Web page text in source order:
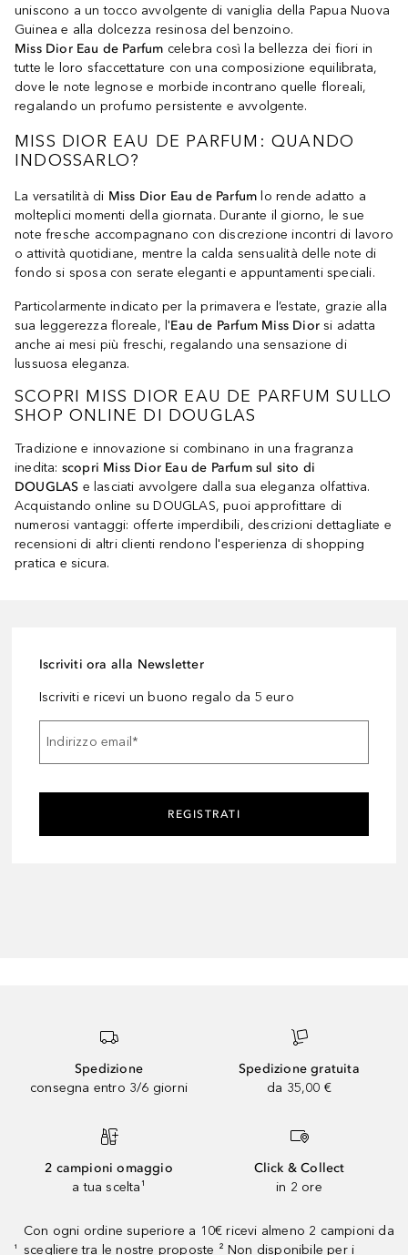
uniscono a un tocco avvolgente di vaniglia della Papua Nuova
Guinea e alla dolcezza resinosa del benzoino.
Miss Dior Eau de Parfum celebra così la bellezza dei fiori in
tutte le loro sfaccettature con una composizione equilibrata,
dove le note legnose e morbide incontrano quelle floreali,
regalando un profumo persistente e avvolgente.
MISS DIOR EAU DE PARFUM: QUANDO
INDOSSARLO?
La versatilità di Miss Dior Eau de Parfum lo rende adatto a
molteplici momenti della giornata. Durante il giorno, le sue
note fresche accompagnano con discrezione incontri di lavoro
o attività quotidiane, mentre la calda sensualità delle note di
fondo si sposa con serate eleganti e appuntamenti speciali.
Particolarmente indicato per la primavera e l’estate, grazie alla
sua leggerezza floreale, l'Eau de Parfum Miss Dior si adatta
anche ai mesi più freschi, regalando una sensazione di
lussuosa eleganza.
SCOPRI MISS DIOR EAU DE PARFUM SULLO
SHOP ONLINE DI DOUGLAS
Tradizione e innovazione si combinano in una fragranza
inedita: scopri Miss Dior Eau de Parfum sul sito di
DOUGLAS e lasciati avvolgere dalla sua eleganza olfattiva.
Acquistando online su DOUGLAS, puoi approfittare di
numerosi vantaggi: offerte imperdibili, descrizioni dettagliate e
recensioni di altri clienti rendono l'esperienza di shopping
pratica e sicura.
Iscriviti ora alla Newsletter
Iscriviti e ricevi un buono regalo da 5 euro
Indirizzo email *
REGISTRATI
Spedizione
consegna entro 3/6 giorni
Spedizione gratuita
da 35,00 €
2 campioni omaggio
a tua scelta¹
Click & Collect
in 2 ore
¹
Con ogni ordine superiore a 10€ ricevi almeno 2 campioni da
scegliere tra le nostre proposte ² Non disponibile per i